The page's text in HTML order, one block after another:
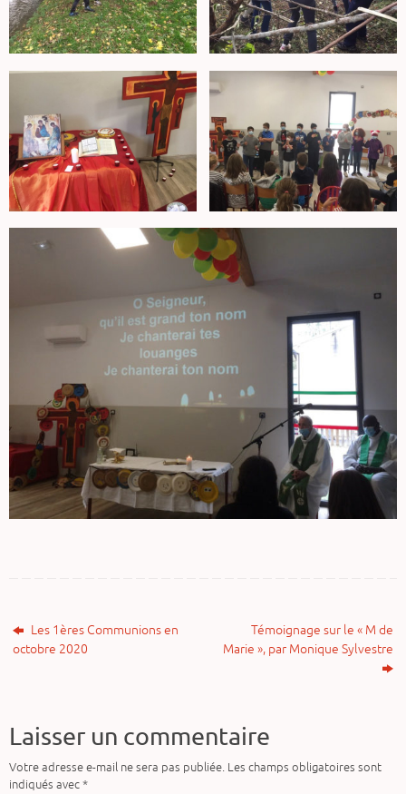
Les 1ères Communions en
octobre 2020
Témoignage sur le « M de
Marie », par Monique Sylvestre
Laisser un commentaire
Votre adresse e-mail ne sera pas publiée. Les champs obligatoires sont
indiqués avec*